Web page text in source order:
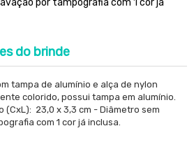
por tampografia com 1 cor já
do brinde
tampa de alumínio e alça de nylon
colorido, possui tampa em alumínio.
(CxL): 23,0 x 3,3 cm - Diâmetro sem
com 1 cor já inclusa.